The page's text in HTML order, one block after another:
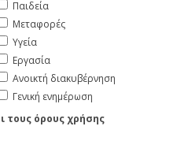
Παιδεία
Μεταφορές
Υγεία
Εργασία
Ανοικτή διακυβέρνηση
Γενική ενημέρωση
τους όρους χρήσης